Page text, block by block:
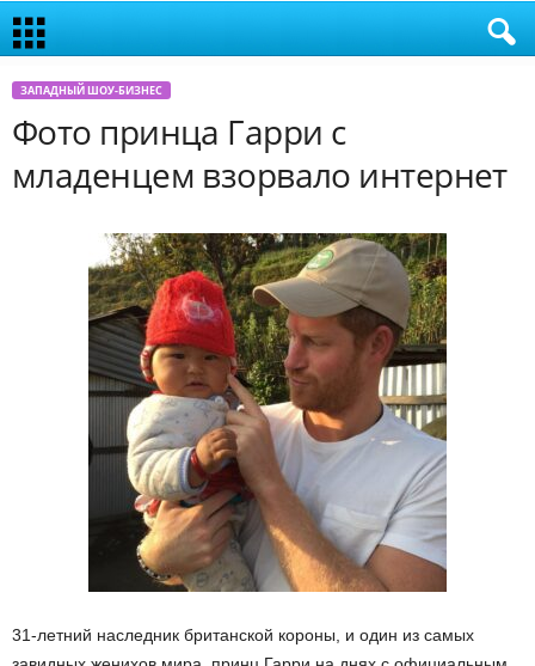
ЗАПАДНЫЙ ШОУ-БИЗНЕС
Фото принца Гарри с
младенцем взорвало интернет
31-летний наследник британской короны, и один из самых